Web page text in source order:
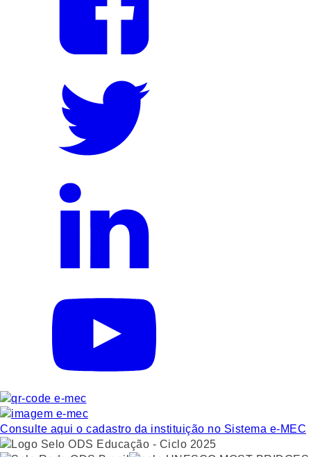
Consulte aqui o cadastro da instituição no Sistema e-MEC